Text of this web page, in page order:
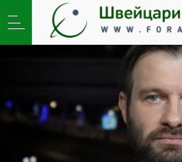
Новости Общество»
Истории потерь в